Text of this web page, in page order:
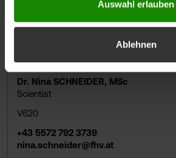
Auswahl erlauben
Ablehnen
Dr. Nina SCHNEIDER, MSc
Scientist
V620
+43 5572 792 3739
nina.schneider@fhv.at